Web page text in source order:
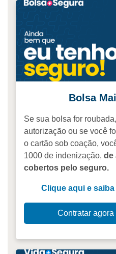
Bolsa
Se sua bolsa for
autorização ou se você
o cartão sob coação,
1000 de indenização, de
cobertos pelo seguro.
Clique aqui e
Contratar